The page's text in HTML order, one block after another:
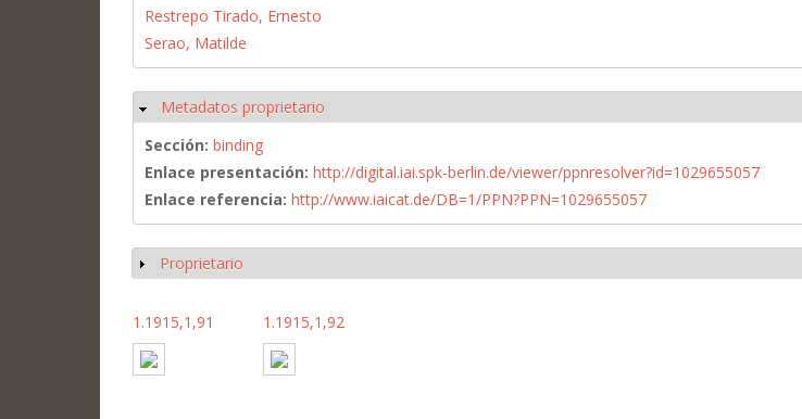
Restrepo Tirado, Ernesto
Serao, Matilde
Ocultar
Metadatos proprietario
Sección: binding
Enlace presentación: http://digital.iai.spk-berlin.de/viewer/ppnresolver?id=1029655057
Enlace referencia: http://www.iaicat.de/DB=1/PPN?PPN=1029655057
Mostrar
Proprietario
1.1915,1,91 1.1915,1,92